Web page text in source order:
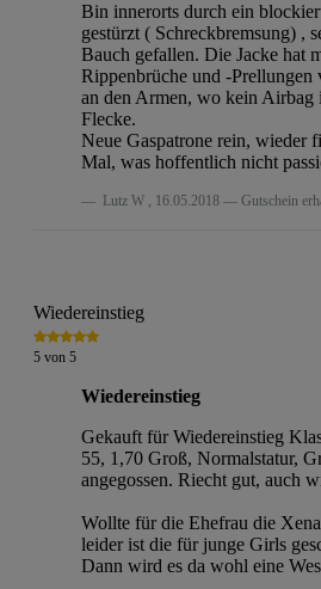
Bin innerorts durch ein
gestürzt ( Schreckbremsung) ,
Bauch gefallen. Die Jacke hat
Rippenbrüche und -Prellungen
an den Armen, wo kein Airbag
Flecke.
Neue Gaspatrone rein, wieder
Mal, was hoffentlich nicht
Lutz W , 16.05.2018 Gutschein
Wiedereinstieg
5 von 5
Wiedereinstieg
Gekauft für Wiedereinstieg
55, 1,70 Groß, Normalstatur,
angegossen. Riecht gut, auch
Wollte für die Ehefrau die
leider ist die für junge Girls
Dann wird es da wohl eine